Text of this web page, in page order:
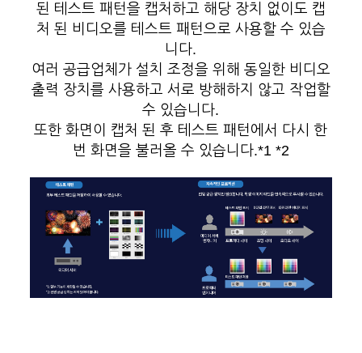
된 테스트 패턴을 캡처하고 해당 장치 없이도 캡
처 된 비디오를 테스트 패턴으로 사용할 수 있습
니다.
여러 공급업체가 설치 조정을 위해 동일한 비디오
출력 장치를 사용하고 서로 방해하지 않고 작업할
수 있습니다.
또한 화면이 캡처 된 후 테스트 패턴에서 다시 한
번 화면을 불러올 수 있습니다.*1 *2